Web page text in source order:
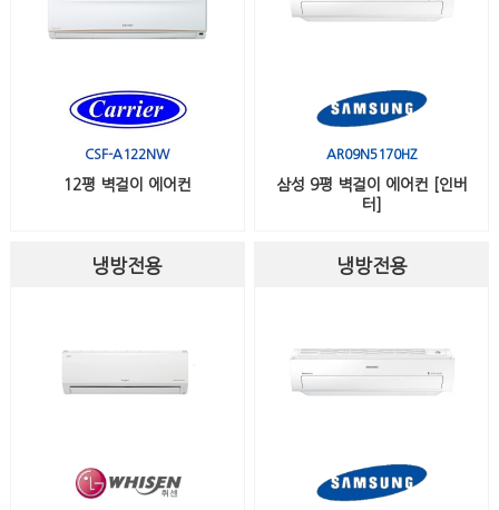
CSF-A122NW
12평 벽걸이 에어컨
AR09N5170HZ
삼성 9평 벽걸이 에어컨 [인버
터]
냉방전용 냉방전용